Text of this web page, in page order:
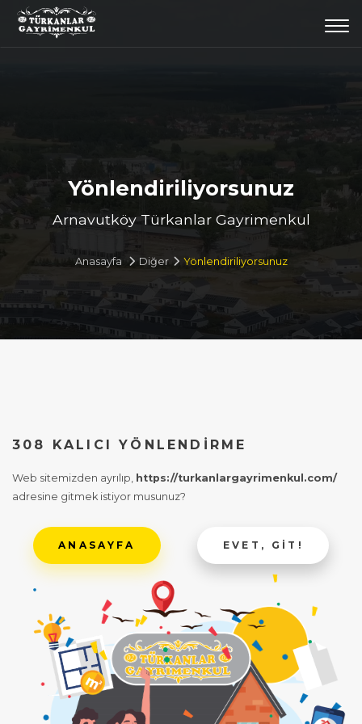
Yönlendiriliyorsunuz
Arnavutköy Türkanlar Gayrimenkul
Anasayfa Diğer Yönlendiriliyorsunuz
308 KALICI YÖNLENDIRME
Web sitemizden ayrılıp, https://turkanlargayrimenkul.com/
adresine gitmek istiyor musunuz?
ANASAYFA EVET, GIT!